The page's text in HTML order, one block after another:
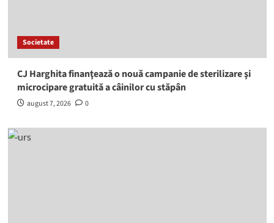
Societate
CJ Harghita finanţează o nouă campanie de sterilizare şi
microcipare gratuită a câinilor cu stăpân
august 7, 2026 0